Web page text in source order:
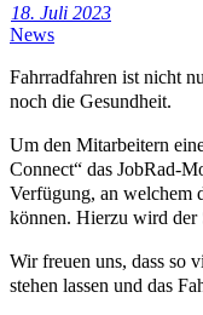
18. Juli 2023
News
Fahrradfahren ist nicht
noch die Gesundheit.
Um den Mitarbeitern
Connect“ das JobRad-
Verfügung, an welchem
können. Hierzu wird der
Wir freuen uns, dass so
stehen lassen und das